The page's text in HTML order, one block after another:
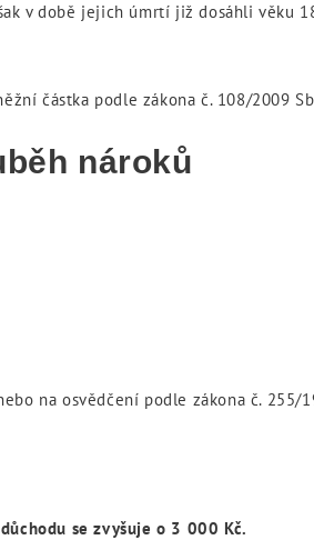
v době jejich úmrtí již dosáhli věku
částka podle zákona č. 108/2009
nároků
na osvědčení podle zákona č. 255/
se zvyšuje o 3 000 Kč.